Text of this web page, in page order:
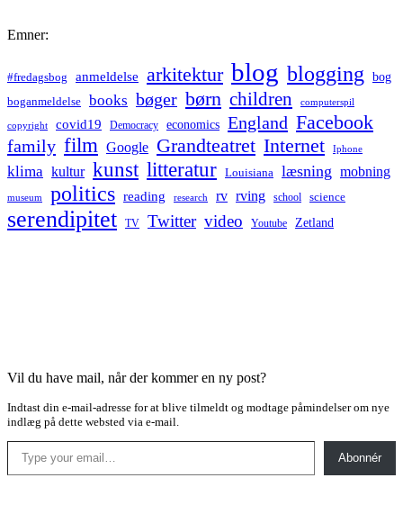
Emner:
#fredagsbog anmeldelse arkitektur blog blogging bog
boganmeldelse books bøger børn children computerspil
copyright covid19 Democracy economics England Facebook
family film Google Grandteatret Internet Iphone
klima kultur kunst litteratur Louisiana læsning mobning
museum politics reading research rv rving school science
serendipitet TV Twitter video Youtube Zetland
Vil du have mail, når der kommer en ny post?
Indtast din e-mail-adresse for at blive tilmeldt og modtage påmindelser om nye
indlæg på dette websted via e-mail.
Type your email…
Abonnér